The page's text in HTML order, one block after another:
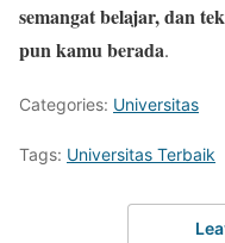
semangat belajar, dan
pun kamu berada.
Categories: Universitas
Tags: Universitas Terbaik